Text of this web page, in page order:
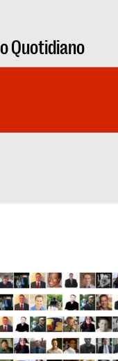
Quotidiano